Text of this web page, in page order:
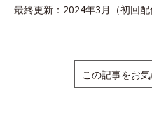
最終更新：2024年3月（初回配
この記事をお